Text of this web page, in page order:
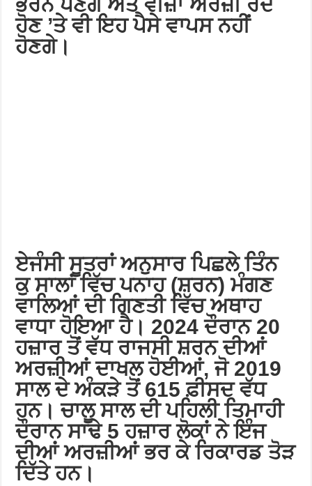
ਭਰਨੇ ਪੈਣਗੇ ਅਤੇ ਵੀਜ਼ਾ ਅਰਜ਼ੀ ਰੱਦ
ਹੋਣ ’ਤੇ ਵੀ ਇਹ ਪੈਸੇ ਵਾਪਸ ਨਹੀਂ
ਹੋਣਗੇ।
ਏਜੰਸੀ ਸੂਤਰਾਂ ਅਨੁਸਾਰ ਪਿਛਲੇ ਤਿੰਨ
ਕੁ ਸਾਲਾਂ ਵਿੱਚ ਪਨਾਹ (ਸ਼ਰਨ) ਮੰਗਣ
ਵਾਲਿਆਂ ਦੀ ਗਿਣਤੀ ਵਿੱਚ ਅਥਾਹ
ਵਾਧਾ ਹੋਇਆ ਹੈ। 2024 ਦੌਰਾਨ 20
ਹਜ਼ਾਰ ਤੋਂ ਵੱਧ ਰਾਜਸੀ ਸ਼ਰਨ ਦੀਆਂ
ਅਰਜ਼ੀਆਂ ਦਾਖਲ ਹੋਈਆਂ, ਜੋ 2019
ਸਾਲ ਦੇ ਅੰਕੜੇ ਤੋਂ 615 ਫ਼ੀਸਦ ਵੱਧ
ਹਨ। ਚਾਲੂ ਸਾਲ ਦੀ ਪਹਿਲੀ ਤਿਮਾਹੀ
ਦੌਰਾਨ ਸਾਢੇ 5 ਹਜ਼ਾਰ ਲੋਕਾਂ ਨੇ ਇੰਜ
ਦੀਆਂ ਅਰਜ਼ੀਆਂ ਭਰ ਕੇ ਰਿਕਾਰਡ ਤੋੜ
ਦਿੱਤੇ ਹਨ।